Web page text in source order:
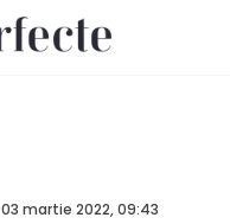
03 martie 2022, 09:43